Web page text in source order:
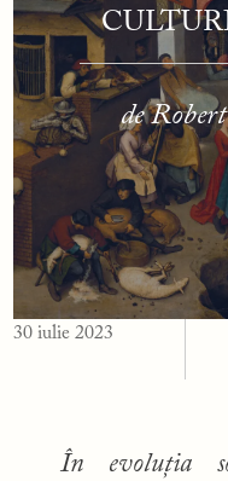
de
30 iulie 2023
În evoluția